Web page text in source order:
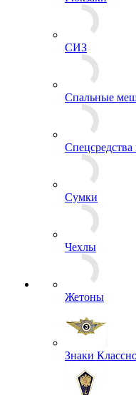
Разгрузочное
Рюкзаки
Спальные
Спецсредства
Сумки
Чехлы
Жетоны